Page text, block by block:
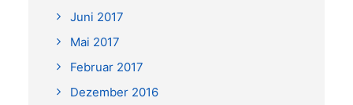
Juni 2017
Mai 2017
Februar 2017
Dezember 2016